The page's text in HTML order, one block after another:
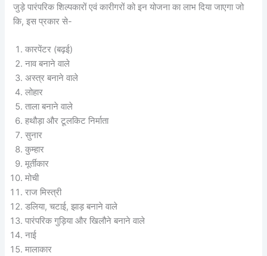
जुड़े पारंपरिक शिल्पकारों एवं कारीगरों को इन योजना का लाभ दिया जाएगा जो
कि, इस प्रकार से-
कारपेंटर (बढ़ई)
नाव बनाने वाले
अस्त्र बनाने वाले
लोहार
ताला बनाने वाले
हथौड़ा और टूलकिट निर्माता
सुनार
कुम्हार
मूर्तीकार
मोची
राज मिस्त्री
डलिया, चटाई, झाड़ बनाने वाले
पारंपरिक गुड़िया और खिलौने बनाने वाले
नाई
मालाकार